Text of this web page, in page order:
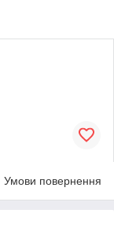
Умови повернення